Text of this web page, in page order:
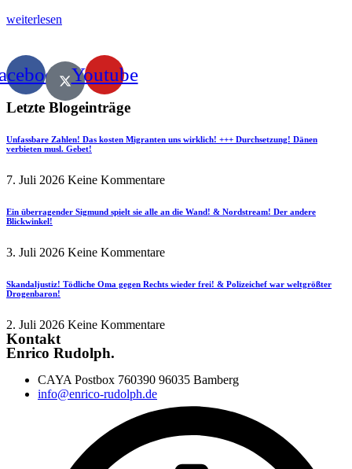
weiterlesen
Youtube
Letzte Blogeinträge
Unfassbare Zahlen! Das kosten Migranten uns wirklich! +++ Durchsetzung! Dänen
verbieten musl. Gebet!
7. Juli 2026 Keine Kommentare
Ein überragender Sigmund spielt sie alle an die Wand! & Nordstream! Der andere
Blickwinkel!
3. Juli 2026 Keine Kommentare
Skandaljustiz! Tödliche Oma gegen Rechts wieder frei! & Polizeichef war weltgrößter
Drogenbaron!
2. Juli 2026 Keine Kommentare
Kontakt
Enrico Rudolph.
CAYA Postbox 760390 96035 Bamberg
info@enrico-rudolph.de